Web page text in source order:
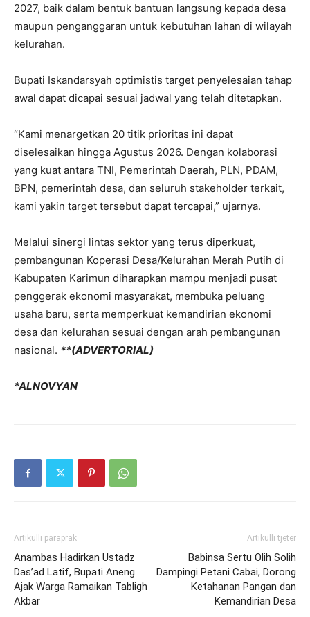
2027, baik dalam bentuk bantuan langsung kepada desa
maupun penganggaran untuk kebutuhan lahan di wilayah
kelurahan.
Bupati Iskandarsyah optimistis target penyelesaian tahap
awal dapat dicapai sesuai jadwal yang telah ditetapkan.
“Kami menargetkan 20 titik prioritas ini dapat
diselesaikan hingga Agustus 2026. Dengan kolaborasi
yang kuat antara TNI, Pemerintah Daerah, PLN, PDAM,
BPN, pemerintah desa, dan seluruh stakeholder terkait,
kami yakin target tersebut dapat tercapai,” ujarnya.
Melalui sinergi lintas sektor yang terus diperkuat,
pembangunan Koperasi Desa/Kelurahan Merah Putih di
Kabupaten Karimun diharapkan mampu menjadi pusat
penggerak ekonomi masyarakat, membuka peluang
usaha baru, serta memperkuat kemandirian ekonomi
desa dan kelurahan sesuai dengan arah pembangunan
nasional. **(ADVERTORIAL)
*ALNOVYAN
Artikulli paraprak
Anambas Hadirkan Ustadz
Das’ad Latif, Bupati Aneng
Ajak Warga Ramaikan Tabligh
Akbar
Artikulli tjetër
Babinsa Sertu Olih Solih
Dampingi Petani Cabai, Dorong
Ketahanan Pangan dan
Kemandirian Desa